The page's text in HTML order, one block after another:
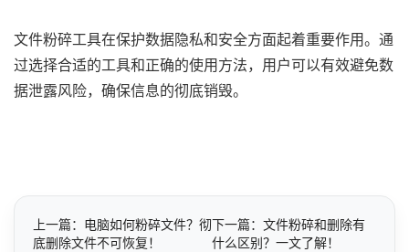
文件粉碎工具在保护数据隐私和安全方面起着重要作用。通
过选择合适的工具和正确的使用方法，用户可以有效避免数
据泄露风险，确保信息的彻底销毁。
上一篇：电脑如何粉碎文件？彻
底删除文件不可恢复！
下一篇：文件粉碎和删除有
什么区别？一文了解！